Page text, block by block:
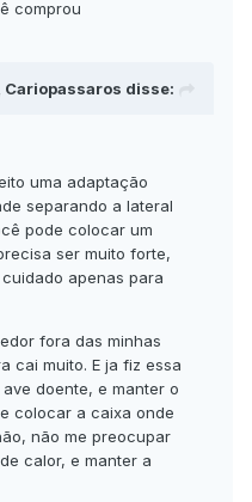
comprou
Cariopassaros disse:
uma adaptação
separando a lateral
pode colocar um
ser muito forte,
apenas para
fora das minhas
cai muito. E ja fiz essa
doente, e manter o
colocar a caixa onde
não me preocupar
calor, e manter a